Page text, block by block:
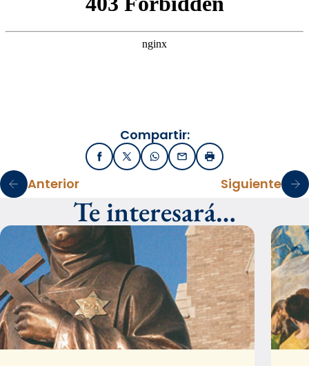
Compartir:
FacebookX / TwitterWhatsApp
EmailImprimir
Anterior Siguiente
Te interesará…